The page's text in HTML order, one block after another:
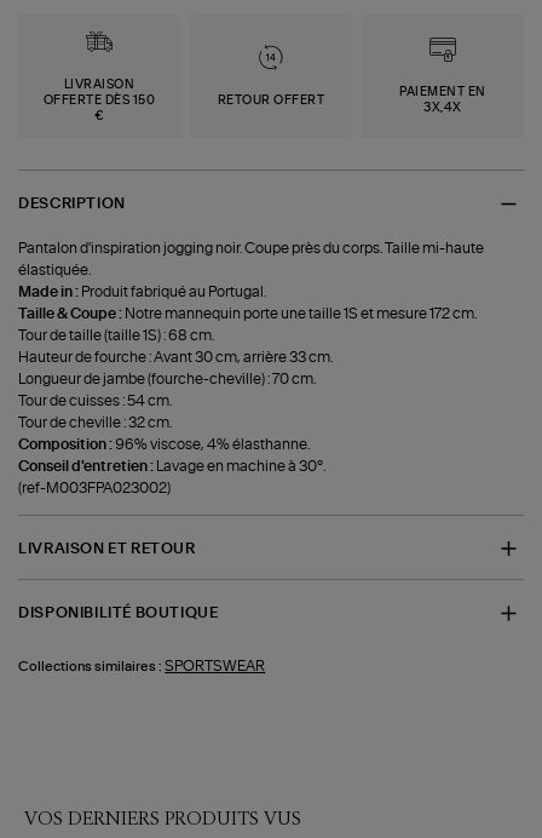
LIVRAISON
OFFERTE DÈS 150
€
RETOUR OFFERT
PAIEMENT EN
3X,4X
DESCRIPTION
Pantalon d'inspiration jogging noir. Coupe près du corps. Taille mi-haute
élastiquée.
Made in : Produit fabriqué au Portugal.
Taille & Coupe : Notre mannequin porte une taille 1S et mesure 172 cm.
Tour de taille (taille 1S) : 68 cm.
Hauteur de fourche : Avant 30 cm, arrière 33 cm.
Longueur de jambe (fourche-cheville) : 70 cm.
Tour de cuisses : 54 cm.
Tour de cheville : 32 cm.
Composition : 96% viscose, 4% élasthanne.
Conseil d'entretien :
Lavage en machine à 30°.
(ref-M003FPA023002)
LIVRAISON ET RETOUR
DISPONIBILITÉ BOUTIQUE
Collections similaires : SPORTSWEAR
VOS DERNIERS PRODUITS VUS